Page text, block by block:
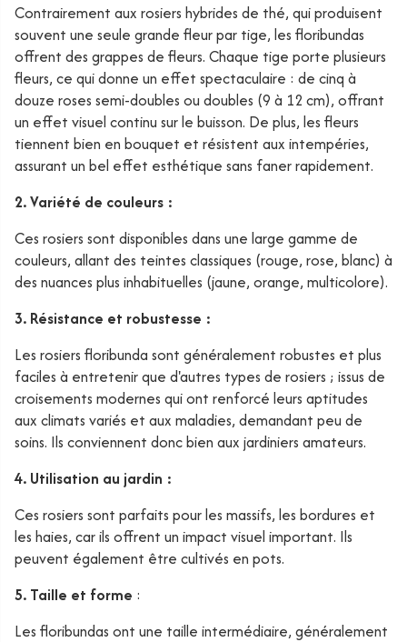
Contrairement aux rosiers hybrides de thé, qui produisent
souvent une seule grande fleur par tige, les floribundas
offrent des grappes de fleurs. Chaque tige porte plusieurs
fleurs, ce qui donne un effet spectaculaire : de cinq à
douze roses semi-doubles ou doubles (9 à 12 cm), offrant
un effet visuel continu sur le buisson. De plus, les fleurs
tiennent bien en bouquet et résistent aux intempéries,
assurant un bel effet esthétique sans faner rapidement.
2. Variété de couleurs :
Ces rosiers sont disponibles dans une large gamme de
couleurs, allant des teintes classiques (rouge, rose, blanc) à
des nuances plus inhabituelles (jaune, orange, multicolore).
3. Résistance et robustesse :
Les rosiers floribunda sont généralement robustes et plus
faciles à entretenir que d'autres types de rosiers ; issus de
croisements modernes qui ont renforcé leurs aptitudes
aux climats variés et aux maladies, demandant peu de
soins. Ils conviennent donc bien aux jardiniers amateurs.
4. Utilisation au jardin :
Ces rosiers sont parfaits pour les massifs, les bordures et
les haies, car ils offrent un impact visuel important. Ils
peuvent également être cultivés en pots.
5. Taille et forme :
Les floribundas ont une taille intermédiaire, généralement